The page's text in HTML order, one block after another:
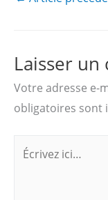
Laisser
Votre adresse e-
obligatoires sont
Écrivez